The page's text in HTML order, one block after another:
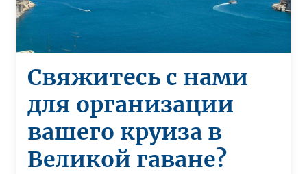
Свяжитесь с нами
для организации
вашего круиза в
Великой гаване?